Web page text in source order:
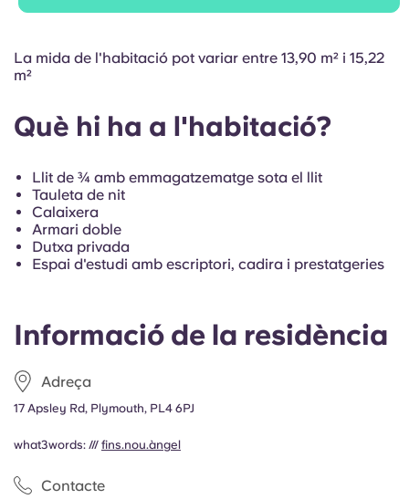
Italian
Informació de la residència
Adreça
17 Apsley Rd, Plymouth, PL4 6PJ
what3words: /// fins.nou.àngel
Contacte
La mida de l'habitació pot variar entre 13,90 m² i 15,22
m²
Què hi ha a l'habitació?
Llit de ¾ amb emmagatzematge sota el llit
Tauleta de nit
Calaixera
Armari doble
Dutxa privada
Espai d'estudi amb escriptori, cadira i prestatgeries